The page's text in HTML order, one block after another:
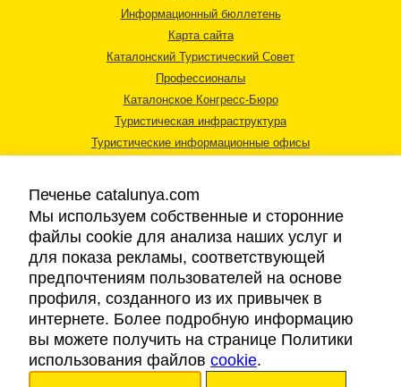
Информационный бюллетень
Карта сайта
Каталонский Туристический Совет
Профессионалы
Каталонское Конгресс-Бюро
Туристическая инфраструктура
Туристические информационные офисы
Правовая информация
Cookies
Доступность
Печенье catalunya.com
Мы используем собственные и сторонние
файлы cookie для анализа наших услуг и
для показа рекламы, соответствующей
предпочтениям пользователей на основе
профиля, созданного из их привычек в
интернете. Более подробную информацию
вы можете получить на странице Политики
использования файлов cookie.